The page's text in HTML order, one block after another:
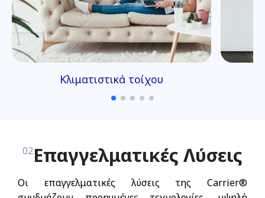
Κλιματιστικά τοίχου
02Επαγγελματικές Λύσεις
Οι επαγγελματικές λύσεις της Carrier®